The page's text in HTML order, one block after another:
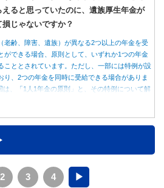
えると思っていたのに、遺族厚生年金が
損じゃないですか？
老齢、障害、遺族）が異なる2つ以上の年金を受
ができる場合、原則として、いずれか1つの年金
こととされています。ただし、一部には特例が設
り、2つの年金を同時に受給できる場合がありま
、「1人1年金の原則」と、その特例について解
2 3 4 ▶